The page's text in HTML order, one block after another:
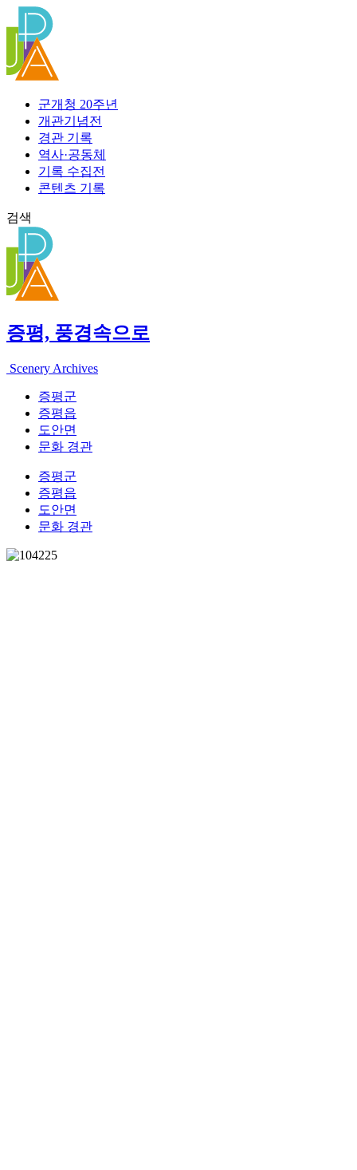
텐
로
건
군개청 20주년
개관기념전
경관 기록
역사·공동체
기록 수집전
콘텐츠 기록
검색
증평, 풍경속으로
Scenery Archives
증평군
증평읍
도안면
문화 경관
증평군
증평읍
도안면
문화 경관